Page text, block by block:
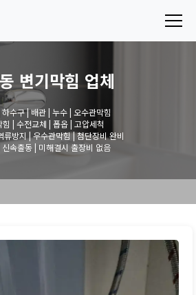
변기막힘 업체
수구 | 배관 | 누수 | 오수관막힘
힘 | 수전교체 | 폽옵 | 고압세척
류방지 | 우수관막힘 | 첨단장비 완비
속출동 | 미해결시 출장비 없음